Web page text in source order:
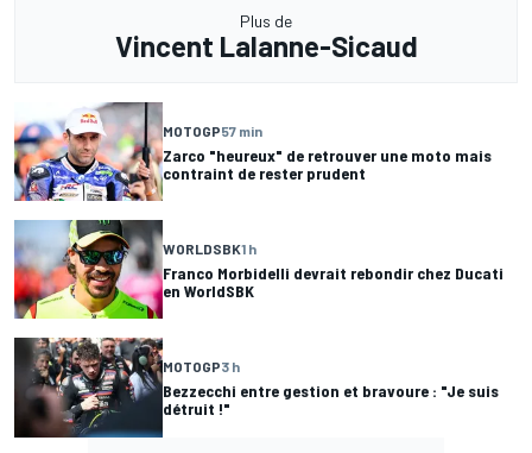
Plus de
Vincent Lalanne-Sicaud
MOTOGP57 min
Zarco "heureux" de retrouver une moto mais
contraint de rester prudent
WORLDSBK1 h
Franco Morbidelli devrait rebondir chez Ducati
en WorldSBK
MOTOGP3 h
Bezzecchi entre gestion et bravoure : "Je suis
détruit !"